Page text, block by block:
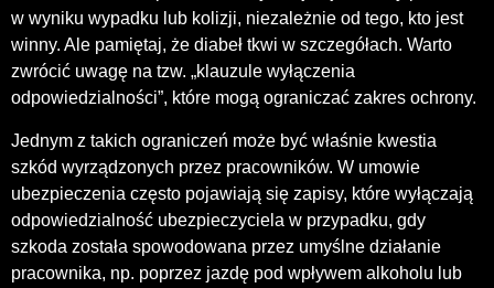
w wyniku wypadku lub kolizji, niezależnie od tego, kto jest
winny. Ale pamiętaj, że diabeł tkwi w szczegółach. Warto
zwrócić uwagę na tzw. „klauzule wyłączenia
odpowiedzialności”, które mogą ograniczać zakres ochrony.
Jednym z takich ograniczeń może być właśnie kwestia
szkód wyrządzonych przez pracowników. W umowie
ubezpieczenia często pojawiają się zapisy, które wyłączają
odpowiedzialność ubezpieczyciela w przypadku, gdy
szkoda została spowodowana przez umyślne działanie
pracownika, np. poprzez jazdę pod wpływem alkoholu lub